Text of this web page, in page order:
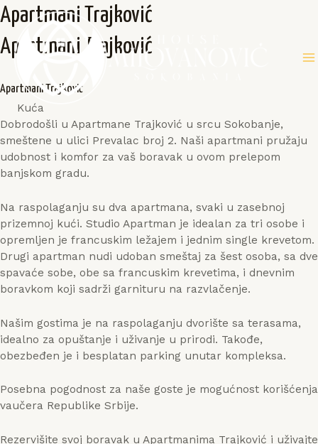
Skip
to
content
Apartmani Trajković
Apartmani Trajković
Apartmani Trajković
Kuća
Dobrodošli u Apartmane Trajković u srcu Sokobanje,
smeštene u ulici Prevalac broj 2. Naši apartmani pružaju
udobnost i komfor za vaš boravak u ovom prelepom
banjskom gradu.
Na raspolaganju su dva apartmana, svaki u zasebnoj
prizemnoj kući. Studio Apartman je idealan za tri osobe i
opremljen je francuskim ležajem i jednim single krevetom.
Drugi apartman nudi udoban smeštaj za šest osoba, sa dve
spavaće sobe, obe sa francuskim krevetima, i dnevnim
boravkom koji sadrži garnituru na razvlačenje.
Našim gostima je na raspolaganju dvorište sa terasama,
idealno za opuštanje i uživanje u prirodi. Takođe,
obezbeđen je i besplatan parking unutar kompleksa.
Posebna pogodnost za naše goste je mogućnost korišćenja
vaučera Republike Srbije.
Rezervišite svoj boravak u Apartmanima Trajković i uživajte